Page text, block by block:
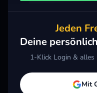
Heatwave - Spiel mit dem Feuer
Mehr
Aktuell im Trend
Jeden
Deine
1-Klick Login &
Mit